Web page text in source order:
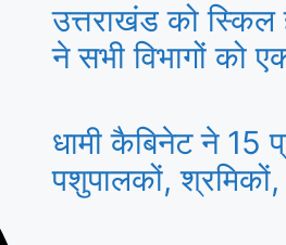
उत्तराखंड को स्किल
ने सभी विभागों को
धामी कैबिनेट ने 15
पशुपालकों,